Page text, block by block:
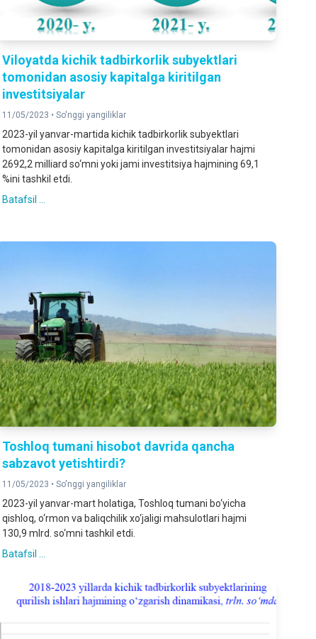
Viloyatda kichik tadbirkorlik subyektlari
tomonidan asosiy kapitalga kiritilgan
investitsiyalar
11/05/2023 •So'nggi yangiliklar
2023-yil yanvar-martida kichik tadbirkorlik subyektlari
tomonidan asosiy kapitalga kiritilgan investitsiyalar hajmi
2692,2 milliard so‘mni yoki jami investitsiya hajmining 69,1
%ini tashkil etdi.
Batafsil ...
Toshloq tumani hisobot davrida qancha
sabzavot yetishtirdi?
11/05/2023 •So'nggi yangiliklar
2023-yil yanvar-mart holatiga, Toshloq tumani bo‘yicha
qishloq, o‘rmon va baliqchilik xo‘jaligi mahsulotlari hajmi
130,9 mlrd. so‘mni tashkil etdi.
Batafsil ...